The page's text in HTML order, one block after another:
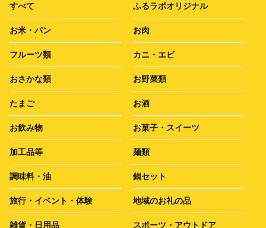
すべて ふるラボオリジナル
お米・パン お肉
フルーツ類 カニ・エビ
おさかな類 お野菜類
たまご お酒
お飲み物 お菓子・スイーツ
加工品等 麺類
調味料・油 鍋セット
旅行・イベント・体験 地域のお礼の品
雑貨・日用品 スポーツ・アウトドア